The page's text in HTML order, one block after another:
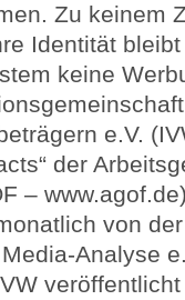
Zu keinem
Identität
keine
e.V.
der
–
von
Analyse